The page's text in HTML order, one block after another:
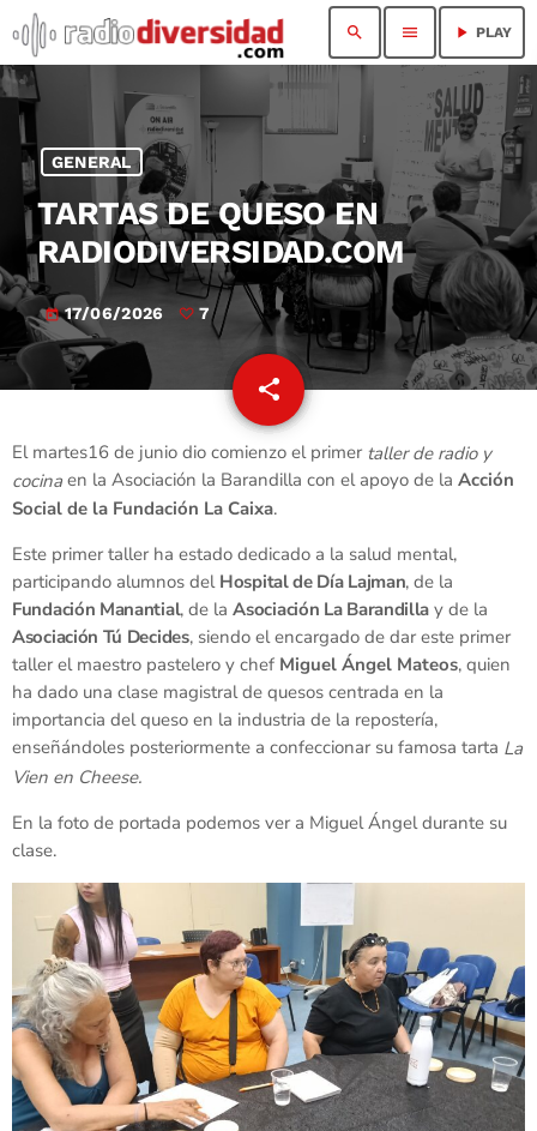
search menu play_arrow PLAY
GENERAL
TARTAS DE QUESO EN
RADIODIVERSIDAD.COM
today 17/06/2026 7
share
email
El martes16 de junio dio comienzo el primer taller de radio y
cocina en la Asociación la Barandilla con el apoyo de la Acción
Social de la Fundación La Caixa.
Este primer taller ha estado dedicado a la salud mental,
participando alumnos del Hospital de Día Lajman, de la
Fundación Manantial, de laAsociación La Barandilla y de la
Asociación Tú Decides, siendo el encargado de dar este primer
taller el maestro pastelero y chef Miguel Ángel Mateos, quien
ha dado una clase magistral de quesos centrada en la
importancia del queso en la industria de la repostería,
enseñándoles posteriormente a confeccionar su famosa tarta La
Vien en Cheese.
En la foto de portada podemos ver a Miguel Ángel durante su
clase.